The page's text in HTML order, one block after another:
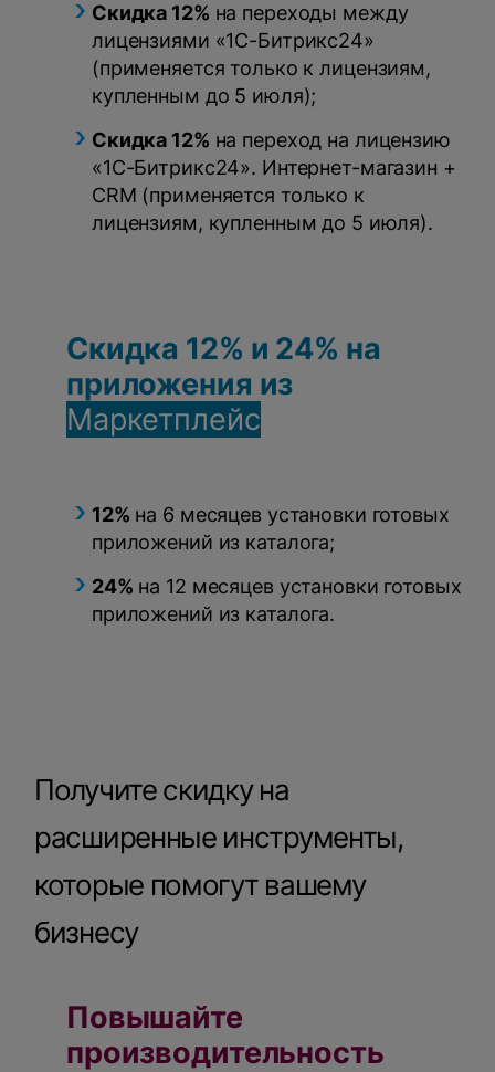
Скидка 12% на переходы между
лицензиями «1С-Битрикс24»
(применяется только к лицензиям,
купленным до 5 июля);
Скидка 12% на переход на лицензию
«1С-Битрикс24». Интернет-магазин +
CRM (применяется только к
лицензиям, купленным до 5 июля).
Скидка 12% и 24% на
приложения из
Маркетплейс
12% на 6 месяцев установки готовых
приложений из каталога;
24% на 12 месяцев установки готовых
приложений из каталога.
Получите скидку на
расширенные инструменты,
которые помогут вашему
бизнесу
Повышайте
производительность